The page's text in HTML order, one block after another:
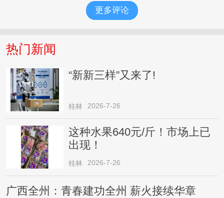
更多评论
热门新闻
“新新三样”又来了!
桂林 2026-7-26
这种水果640元/斤！市场上已
出现！
桂林 2026-7-26
广西全州：青春建功全州 薪火接续华章